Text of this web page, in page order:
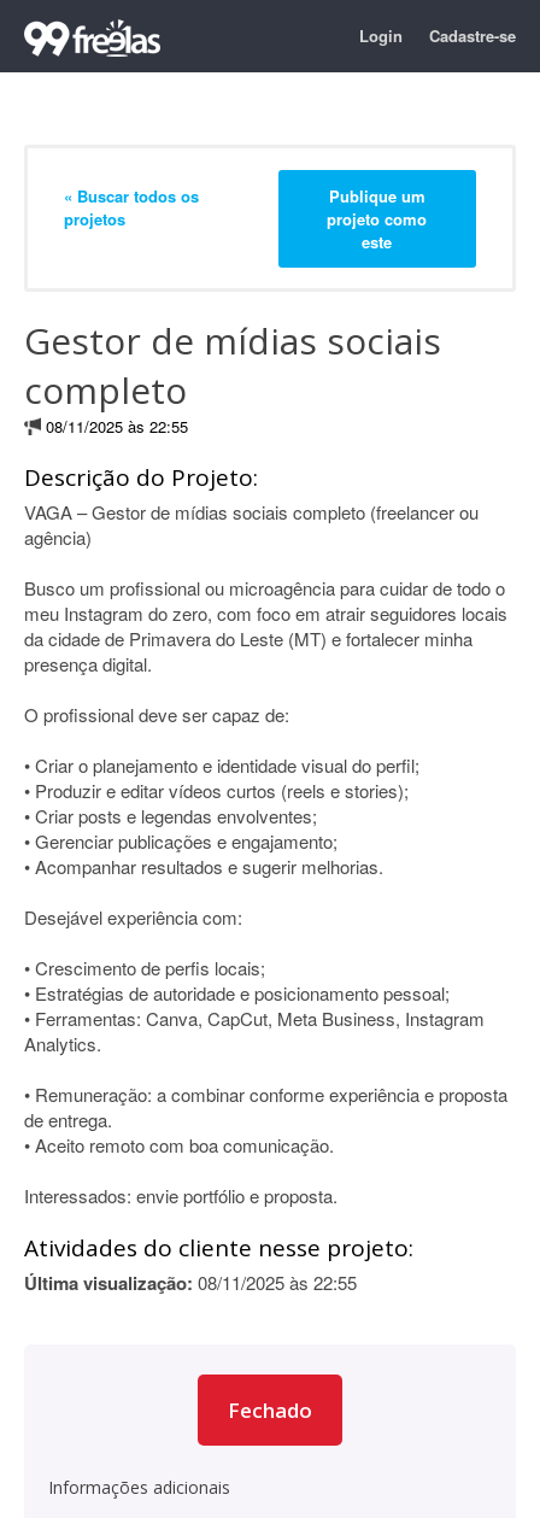
Login Cadastre-se
« Buscar todos os
projetos
Publique um
projeto como
este
Gestor de mídias sociais
completo
08/11/2025 às 22:55
Descrição do Projeto:
VAGA – Gestor de mídias sociais completo (freelancer ou
agência)
Busco um profissional ou microagência para cuidar de todo o
meu Instagram do zero, com foco em atrair seguidores locais
da cidade de Primavera do Leste (MT) e fortalecer minha
presença digital.
O profissional deve ser capaz de:
• Criar o planejamento e identidade visual do perfil;
• Produzir e editar vídeos curtos (reels e stories);
• Criar posts e legendas envolventes;
• Gerenciar publicações e engajamento;
• Acompanhar resultados e sugerir melhorias.
Desejável experiência com:
• Crescimento de perfis locais;
• Estratégias de autoridade e posicionamento pessoal;
• Ferramentas: Canva, CapCut, Meta Business, Instagram
Analytics.
• Remuneração: a combinar conforme experiência e proposta
de entrega.
• Aceito remoto com boa comunicação.
Interessados: envie portfólio e proposta.
Atividades do cliente nesse projeto:
Última visualização: 08/11/2025 às 22:55
Fechado
Informações adicionais